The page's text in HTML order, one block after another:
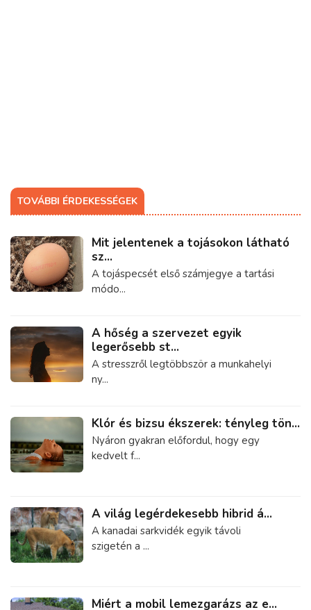
TOVÁBBI ÉRDEKESSÉGEK
Mit jelentenek a tojásokon látható
sz...
A tojáspecsét első számjegye a tartási
módo...
A hőség a szervezet egyik
legerősebb st...
A stresszről legtöbbször a munkahelyi
ny...
Klór és bizsu ékszerek: tényleg tön...
Nyáron gyakran előfordul, hogy egy
kedvelt f...
A világ legérdekesebb hibrid á...
A kanadai sarkvidék egyik távoli
szigetén a ...
Miért a mobil lemezgarázs az e...